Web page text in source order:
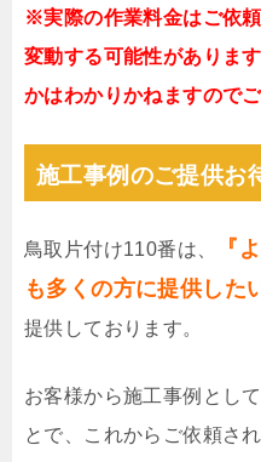
※実際の作業料金はご依
変動する可能性がありま
かはわかりかねますので
施工事例のご提供お
鳥取片付け110番は、
『
も多くの方に提供した
提供しております。
お客様から施工事例とし
とで、これからご依頼さ